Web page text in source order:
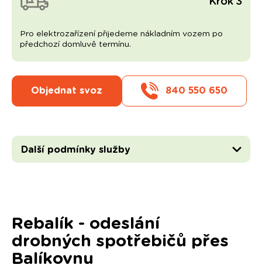
Pro elektrozařízení přijedeme nákladním vozem po
předchozí domluvě termínu.
Objednat svoz 840 550 650
Další podmínky služby
Rebalík - odeslání
drobných spotřebičů přes
Balíkovnu